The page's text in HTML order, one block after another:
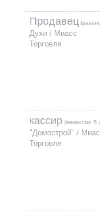
Продавец
Духи / Миасс
Торговля
кассир (вакансии 5
"Домострой" /
Торговля